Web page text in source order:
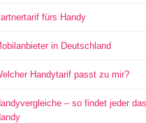
fürs Handy
in Deutschland
Handytarif passt zu mir?
– so findet jeder